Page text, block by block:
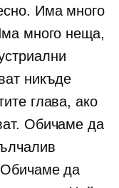
Има много
много неща,
никъде
глава, ако
Обичаме да
Обичаме да